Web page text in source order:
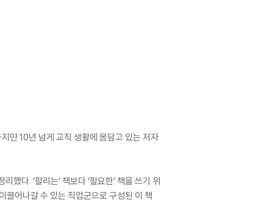
만 10년 넘게 교직 생활에 몸담고 있는 저자
다. ‘팔리는’ 책보다 ‘필요한’ 책을 쓰기 위
끌어나갈 수 있는 직업군으로 구성된 이 책